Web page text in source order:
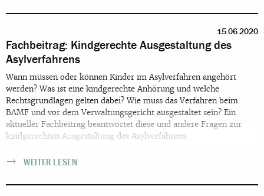
15.06.2020
Fachbeitrag: Kindgerechte Ausgestaltung des
Asylverfahrens
Wann müssen oder können Kinder im Asylverfahren angehört
werden? Was ist eine kindgerechte Anhörung und welche
Rechtsgrundlagen gelten dabei? Wie muss das Verfahren beim
BAMF und vor dem Verwaltungsgericht ausgestaltet sein? Ein
aktueller Fachbeitrag beantwortet diese und andere Fragen zur
kindgerechten Ausgestaltung des Asylverfahrens.
WEITER LESEN